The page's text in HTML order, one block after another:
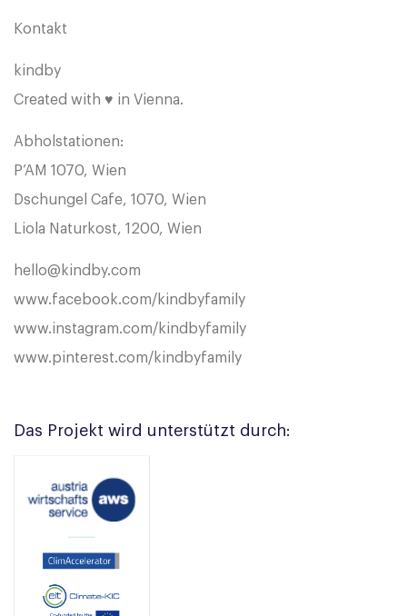
Kontakt
kindby
Created with ♥ in Vienna.
Abholstationen:
P’AM 1070, Wien
Dschungel Cafe, 1070, Wien
Liola Naturkost, 1200, Wien
hello@kindby.com
www.facebook.com/kindbyfamily
www.instagram.com/kindbyfamily
www.pinterest.com/kindbyfamily
Das Projekt wird unterstützt durch: